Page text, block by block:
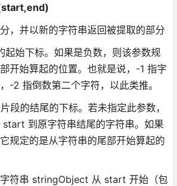
，并以新的字符串返回被提取的部分
始下标。如果是负数，则该参数规
开始算起的位置。也就是说，-1 指字
-2 指倒数第二个字符，以此类推。
段的结尾的下标。若未指定此参数，
start 到原字符串结尾的字符串。如果
规定的是从字符串的尾部开始算起的
符串 stringObject 从 start 开始（包